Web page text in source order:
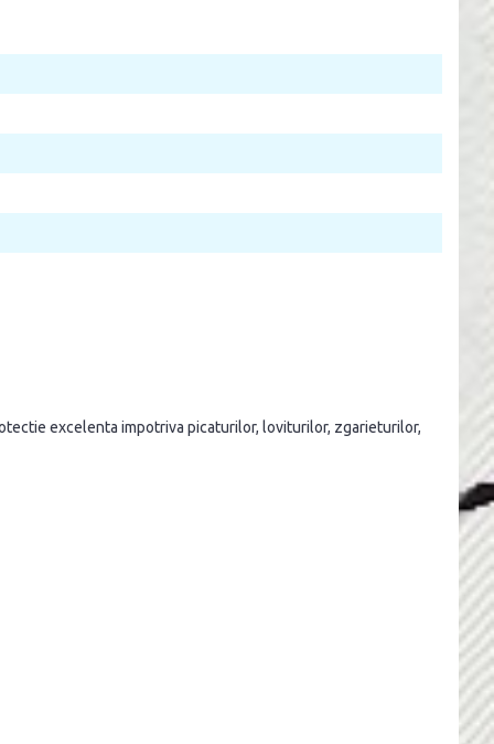
excelenta impotriva picaturilor, loviturilor, zgarieturilor,